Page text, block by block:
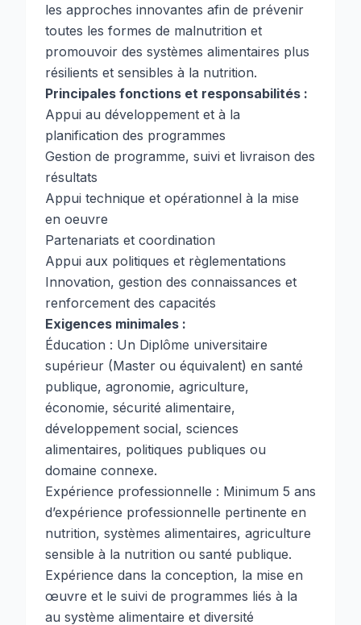
les approches innovantes afin de prévenir
toutes les formes de malnutrition et
promouvoir des systèmes alimentaires plus
résilients et sensibles à la nutrition.
Principales fonctions et responsabilités :
Appui au développement et à la
planification des programmes
Gestion de programme, suivi et livraison des
résultats
Appui technique et opérationnel à la mise
en oeuvre
Partenariats et coordination
Appui aux politiques et règlementations
Innovation, gestion des connaissances et
renforcement des capacités
Exigences minimales :
Éducation : Un Diplôme universitaire
supérieur (Master ou équivalent) en santé
publique, agronomie, agriculture,
économie, sécurité alimentaire,
développement social, sciences
alimentaires, politiques publiques ou
domaine connexe.
Expérience professionnelle : Minimum 5 ans
d’expérience professionnelle pertinente en
nutrition, systèmes alimentaires, agriculture
sensible à la nutrition ou santé publique.
Expérience dans la conception, la mise en
œuvre et le suivi de programmes liés à la
au système alimentaire et diversité